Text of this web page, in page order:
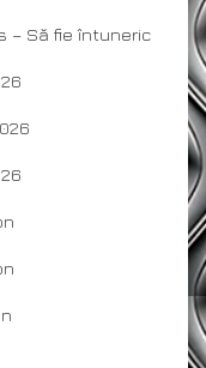
– Să fie întuneric